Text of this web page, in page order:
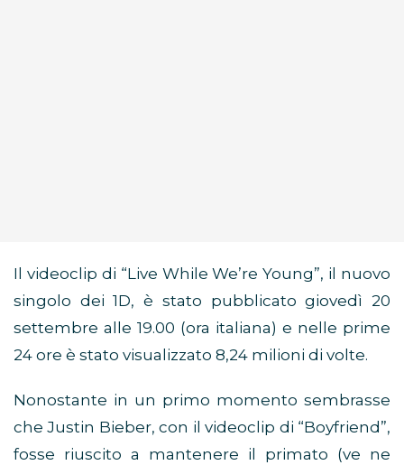
Il videoclip di “Live While We’re Young”, il nuovo
singolo dei 1D, è stato pubblicato giovedì 20
settembre alle 19.00 (ora italiana) e nelle prime
24 ore è stato visualizzato 8,24 milioni di volte.
Nonostante in un primo momento sembrasse
che Justin Bieber, con il videoclip di “Boyfriend”,
fosse riuscito a mantenere il primato (ve ne